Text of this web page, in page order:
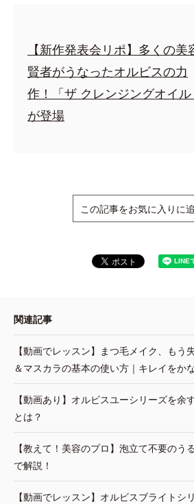
【新作発表会リポ】多くの美
賢者がうなったオルビスの力
作！「ザ クレンジングオイル
が登場
この記事をお気に入りに
関連記事
【動画でレッスン】まつ毛メイク、もう
＆マスカラの基本の使い方｜キレイをか
【動画あり】オルビスユーシリーズを余
とは？
【教えて！美容のプロ】泡立て不要のう
で解説！
【動画でレッスン】オルビスブライトシ